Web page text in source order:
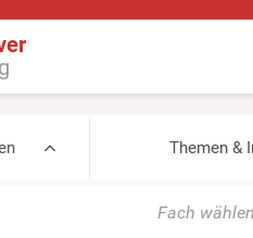
Themen &
Fach wählen